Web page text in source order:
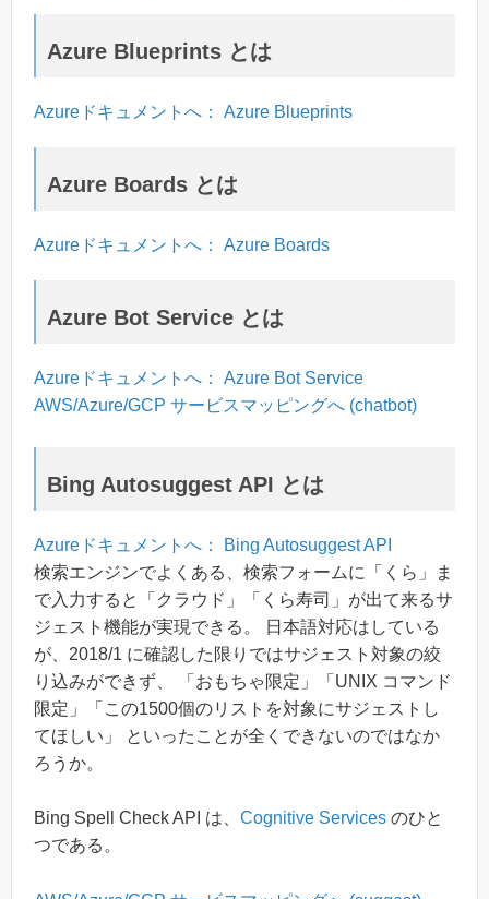
Azure Blueprints とは
Azureドキュメントへ： Azure Blueprints
Azure Boards とは
Azureドキュメントへ： Azure Boards
Azure Bot Service とは
Azureドキュメントへ： Azure Bot Service
AWS/Azure/GCP サービスマッピングへ (chatbot)
Bing Autosuggest API とは
Azureドキュメントへ： Bing Autosuggest API
検索エンジンでよくある、検索フォームに「くら」ま
で入力すると「クラウド」「くら寿司」が出て来るサ
ジェスト機能が実現できる。 日本語対応はしている
が、2018/1 に確認した限りではサジェスト対象の絞
り込みができず、 「おもちゃ限定」「UNIX コマンド
限定」「この1500個のリストを対象にサジェストし
てほしい」 といったことが全くできないのではなか
ろうか。
Bing Spell Check API は、 Cognitive Services のひと
つである。